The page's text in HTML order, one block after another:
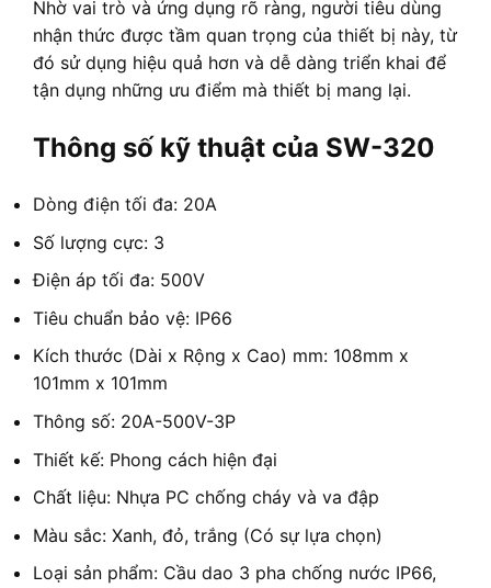
Nhờ vai trò và ứng dụng rõ ràng, người tiêu dùng
nhận thức được tầm quan trọng của thiết bị này, từ
đó sử dụng hiệu quả hơn và dễ dàng triển khai để
tận dụng những ưu điểm mà thiết bị mang lại.
Thông số kỹ thuật của SW-320
Dòng điện tối đa: 20A
Số lượng cực: 3
Điện áp tối đa: 500V
Tiêu chuẩn bảo vệ: IP66
Kích thước (Dài x Rộng x Cao) mm: 108mm x
101mm x 101mm
Thông số: 20A-500V-3P
Thiết kế: Phong cách hiện đại
Chất liệu: Nhựa PC chống cháy và va đập
Màu sắc: Xanh, đỏ, trắng (Có sự lựa chọn)
Loại sản phẩm: Cầu dao 3 pha chống nước IP66,